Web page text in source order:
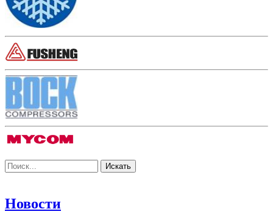
Новости